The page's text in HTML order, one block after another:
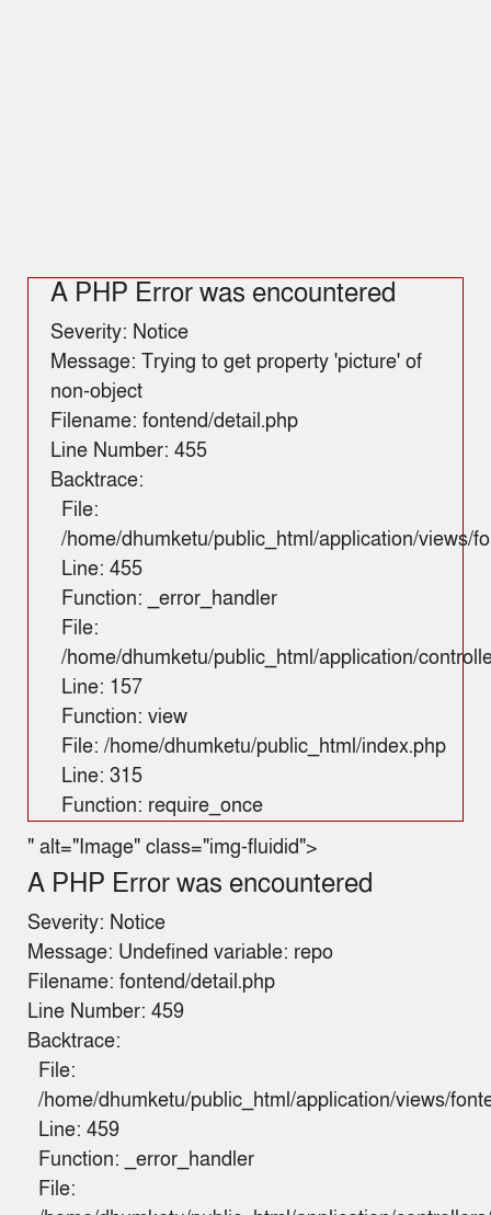
A PHP Error was encountered
Severity: Notice
Message: Trying to get property 'picture' of
non-object
Filename: fontend/detail.php
Line Number: 455
Backtrace:
File:
/home/dhumketu/public_html/application/views/
Line: 455
Function: _error_handler
File:
/home/dhumketu/public_html/application/
Line: 157
Function: view
File: /home/dhumketu/public_html/index.php
Line: 315
Function: require_once
" alt="Image" class="img-fluidid">
A PHP Error was encountered
Severity: Notice
Message: Undefined variable: repo
Filename: fontend/detail.php
Line Number: 459
Backtrace:
File:
/home/dhumketu/public_html/application/views/
Line: 459
Function: _error_handler
File: